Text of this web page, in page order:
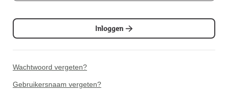
Inloggen
Wachtwoord vergeten?
Gebruikersnaam vergeten?